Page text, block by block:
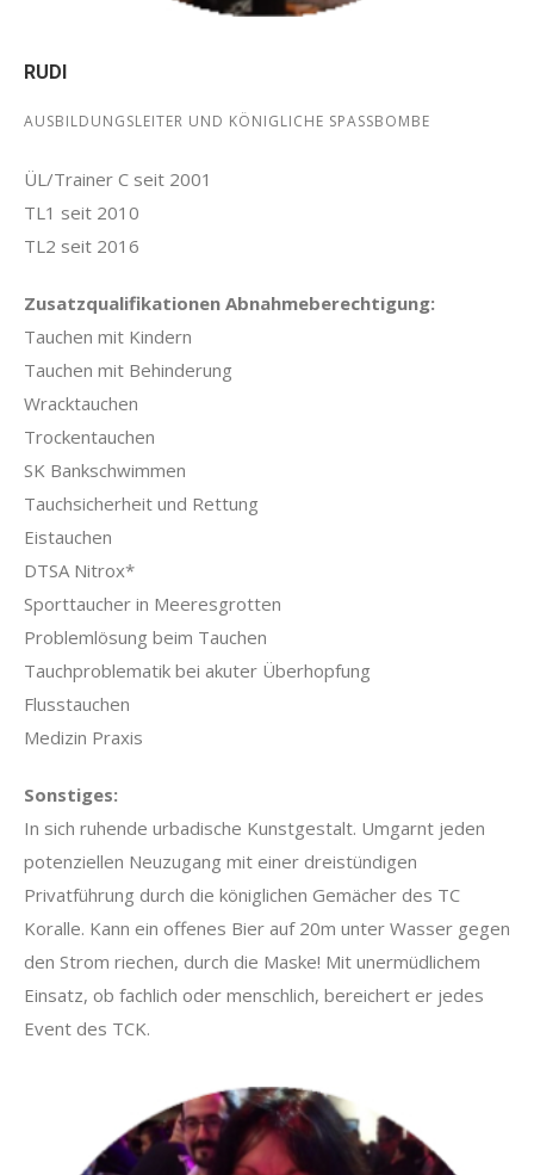
RUDI
AUSBILDUNGSLEITER UND KÖNIGLICHE SPASSBOMBE
ÜL/Trainer C seit 2001
TL1 seit 2010
TL2 seit 2016
Zusatzqualifikationen Abnahmeberechtigung:
Tauchen mit Kindern
Tauchen mit Behinderung
Wracktauchen
Trockentauchen
SK Bankschwimmen
Tauchsicherheit und Rettung
Eistauchen
DTSA Nitrox*
Sporttaucher in Meeresgrotten
Problemlösung beim Tauchen
Tauchproblematik bei akuter Überhopfung
Flusstauchen
Medizin Praxis
Sonstiges:
In sich ruhende urbadische Kunstgestalt. Umgarnt jeden
potenziellen Neuzugang mit einer dreistündigen
Privatführung durch die königlichen Gemächer des TC
Koralle. Kann ein offenes Bier auf 20m unter Wasser gegen
den Strom riechen, durch die Maske! Mit unermüdlichem
Einsatz, ob fachlich oder menschlich, bereichert er jedes
Event des TCK.